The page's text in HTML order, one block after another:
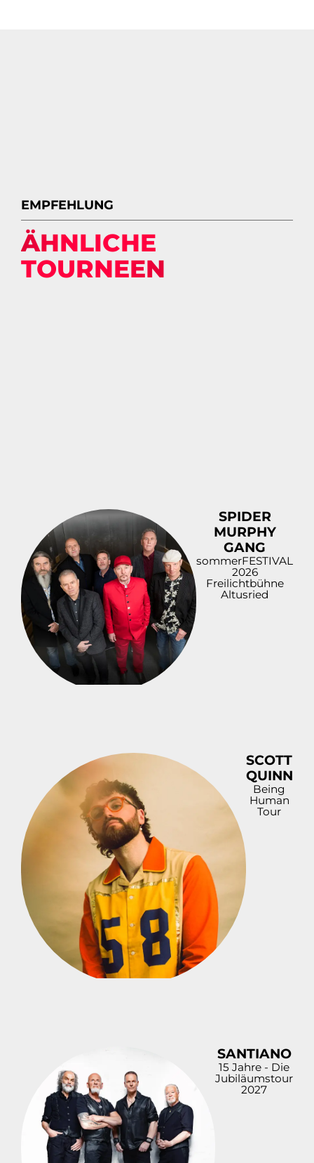
EMPFEHLUNG
ÄHNLICHE
TOURNEEN
SPIDER
MURPHY
GANG
sommerFESTIVAL
2026
Freilichtbühne
Altusried
SCOTT
QUINN
Being
Human
Tour
SANTIANO
15 Jahre - Die
Jubiläumstour
2027